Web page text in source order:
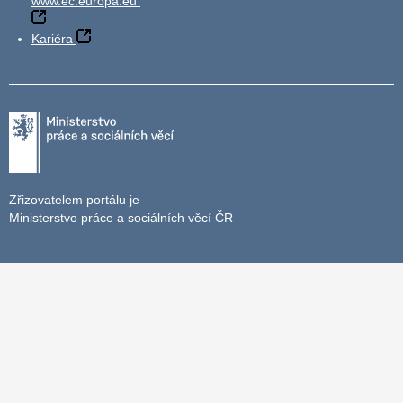
Kariéra
Zřizovatelem portálu je
Ministerstvo práce a sociálních věcí ČR